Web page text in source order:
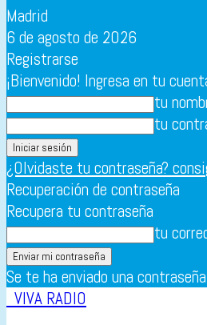
Madrid
6 de agosto de 2026
Registrarse
¡Bienvenido! Ingresa en tu
tu
tu
¿Olvidaste tu contraseña?
Recuperación de contraseña
Recupera tu contraseña
tu
Se te ha enviado una
VIVA RADIO